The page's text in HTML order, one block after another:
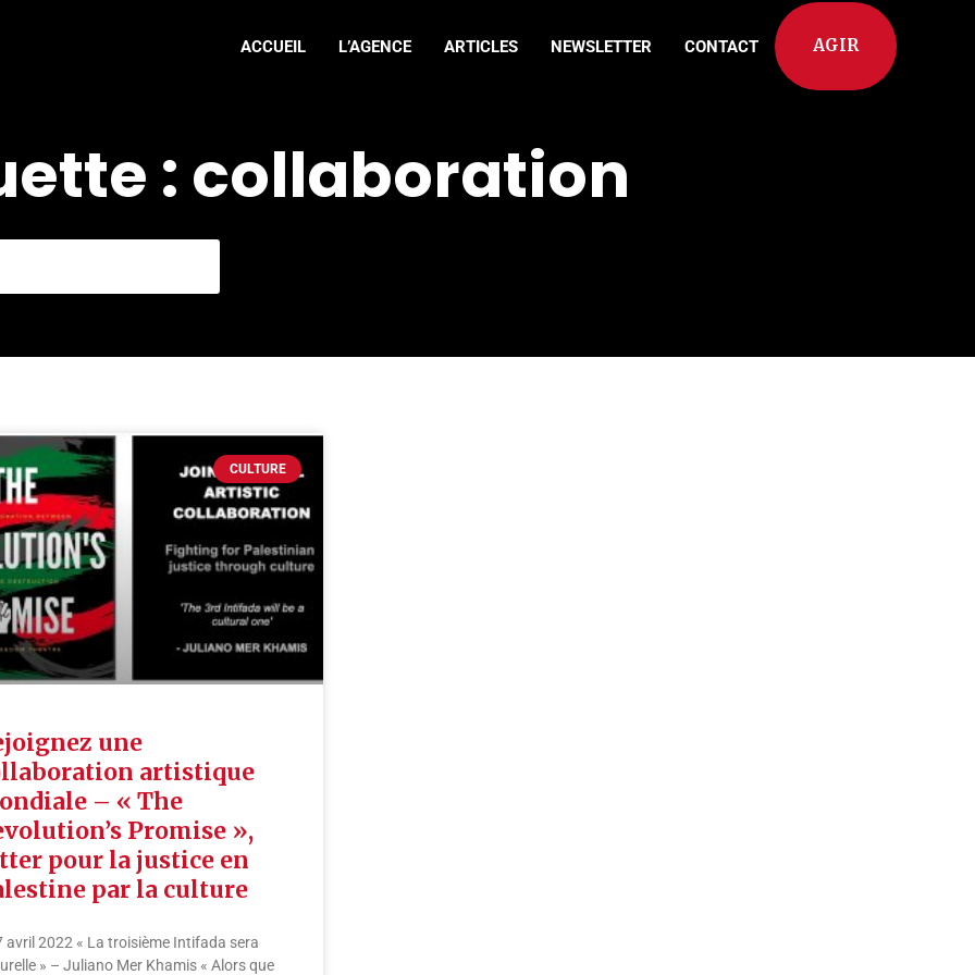
ACCUEIL L’AGENCE ARTICLES NEWSLETTER CONTACT AGIR
: collaboration
CULTURE
une
artistique
– « The
Promise »,
pour la justice en
par la culture
avril 2022 « La troisième Intifada sera
» – Juliano Mer Khamis « Alors que